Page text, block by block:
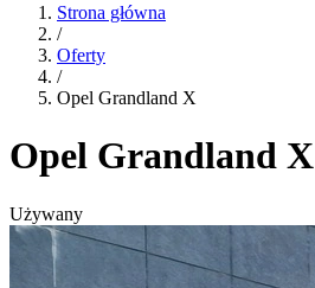
Strona główna
/
Oferty
/
Opel Grandland X
Opel Grandland X
Używany